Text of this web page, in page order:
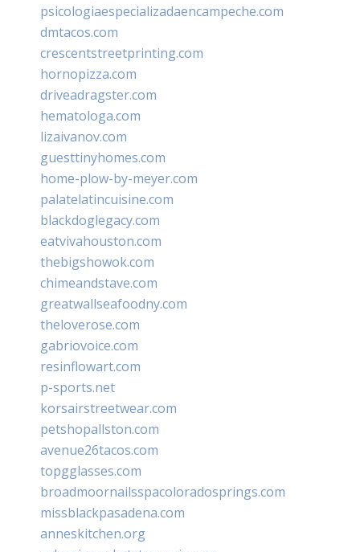
psicologiaespecializadaencampeche.com
dmtacos.com
crescentstreetprinting.com
hornopizza.com
driveadragster.com
hematologa.com
lizaivanov.com
guesttinyhomes.com
home-plow-by-meyer.com
palatelatincuisine.com
blackdoglegacy.com
eatvivahouston.com
thebigshowok.com
chimeandstave.com
greatwallseafoodny.com
theloverose.com
gabriovoice.com
resinflowart.com
p-sports.net
korsairstreetwear.com
petshopallston.com
avenue26tacos.com
topgglasses.com
broadmoornailsspacoloradosprings.com
missblackpasadena.com
anneskitchen.org